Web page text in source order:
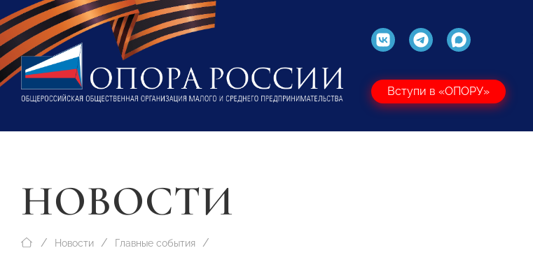
Вступи в «ОПОРУ»
НОВОСТИ
Новости Главные события